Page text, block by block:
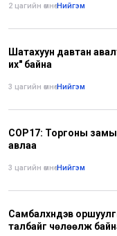
2 цагийн өмнө•Нийгэм
Шатахуун давтан
их" байна
3 цагийн өмнө•Нийгэм
COP17: Торгоны
авлаа
3 цагийн өмнө•Нийгэм
Самбалхүндэв
талбайг чөлөөлж